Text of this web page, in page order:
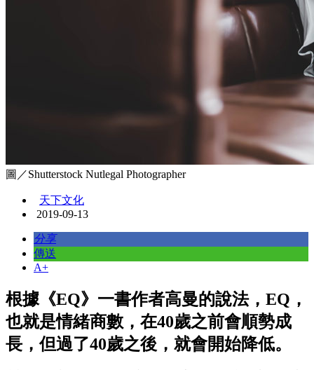
圖／Shutterstock Nutlegal Photographer
天下文化
2019-09-13
分享
傳送
A+
根據《EQ》一書作者高曼的說法，EQ，
也就是情緒商數，在40歲之前會順勢成
長，但過了40歲之後，就會開始降低。